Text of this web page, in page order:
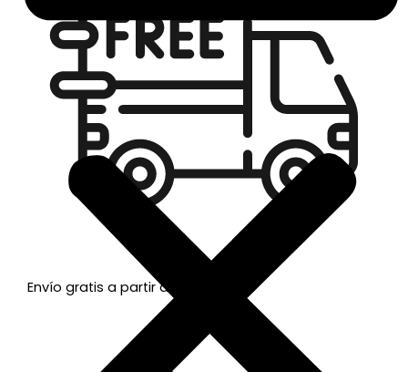
Envío gratis a partir de 50€